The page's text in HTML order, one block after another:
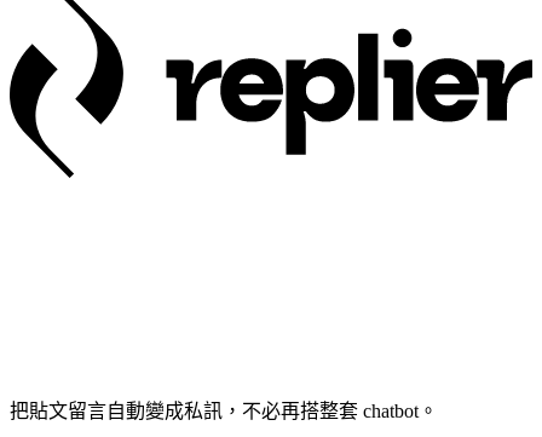
把貼文留言自動變成私訊，不必再搭整套 chatbot。